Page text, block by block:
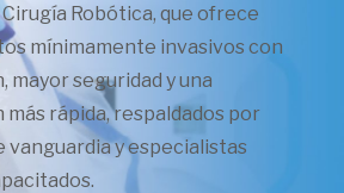
Robótica, que ofrece
mínimamente invasivos con
mayor seguridad y una
rápida, respaldados por
vanguardia y especialistas